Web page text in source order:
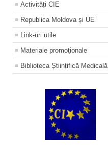
Activități CIE
Republica Moldova și UE
Link-uri utile
Materiale promoţionale
Biblioteca Științifică Medicală